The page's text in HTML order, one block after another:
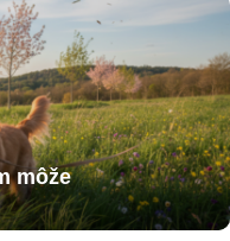
môže